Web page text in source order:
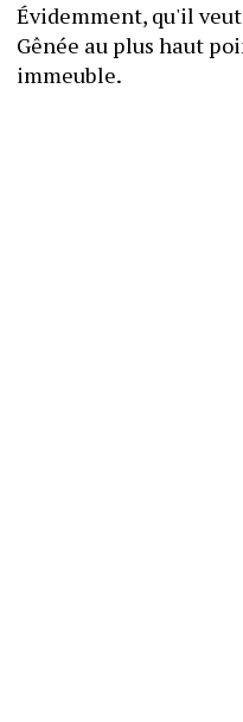
Évidemment, qu'il
Gênée au plus haut
immeuble.